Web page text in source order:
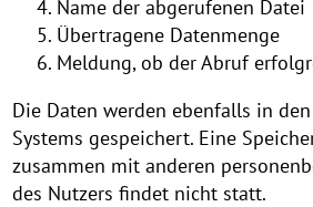
Name der abgerufenen Datei
Übertragene Datenmenge
Meldung, ob der Abruf
Die Daten werden ebenfalls in
Systems gespeichert. Eine
zusammen mit anderen
des Nutzers findet nicht statt.